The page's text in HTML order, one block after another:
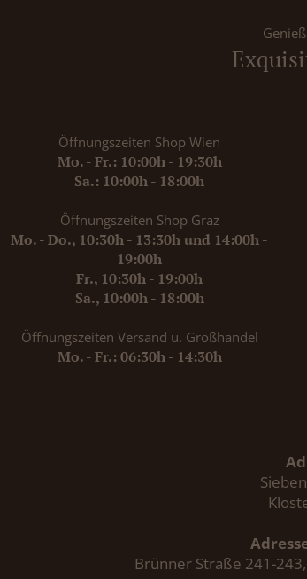
Öffnungszeiten Shop Wien
Mo. - Fr.: 10:00h - 19:30h
Sa.: 10:00h - 18:00h
Öffnungszeiten Shop Graz
Mo. - Do., 10:30h - 13:30h und 14:00h -
19:00h
Fr., 10:30h - 19:00h
Sa., 10:00h - 18:00h
Öffnungszeiten Versand u. Großhandel
Mo. - Fr.: 06:30h - 14:30h
Brünner Straße 241-